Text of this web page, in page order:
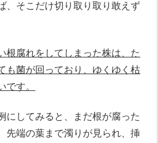
、そこだけ切り取り取り敢えず
根腐れをしてしまった株は、た
も菌が回っており、ゆくゆく枯
です。
にしてみると、まだ根が腐った
先端の葉まで濁りが見られ、挿